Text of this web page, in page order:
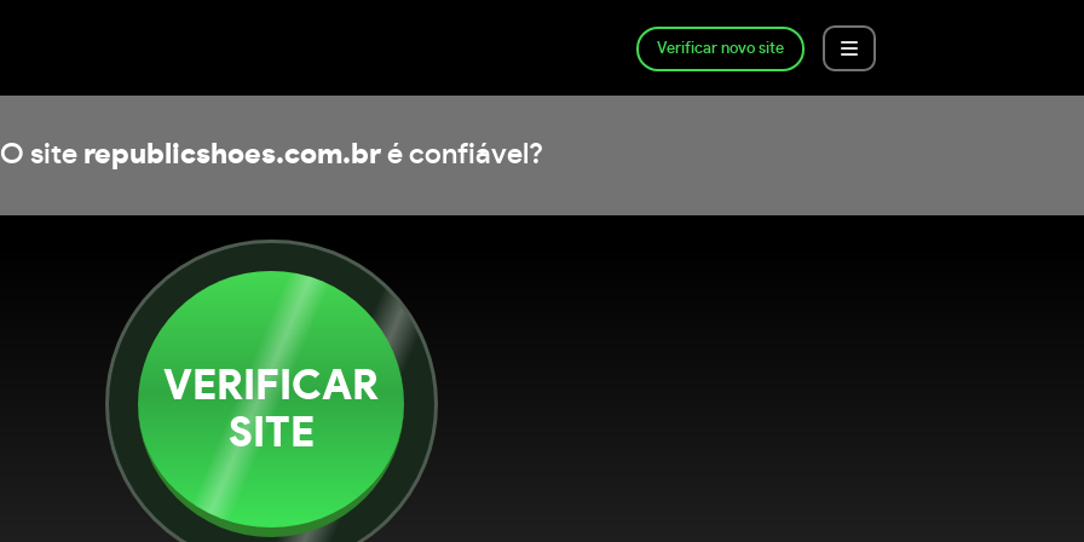
Verificar novo site
O site republicshoes.com.bré confiável?
VERIFICAR
SITE